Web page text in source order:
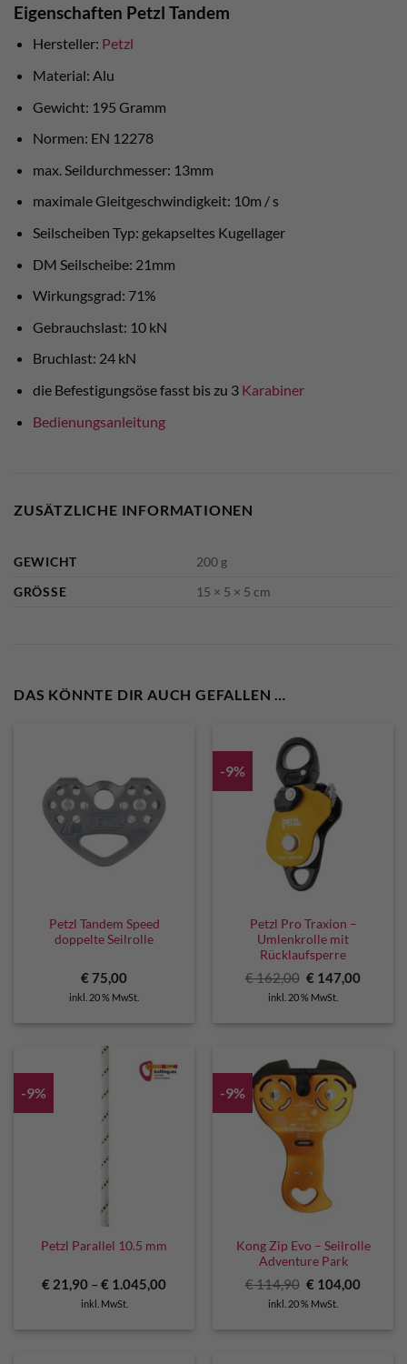
Eigenschaften Petzl Tandem
Hersteller: Petzl
Material: Alu
Gewicht: 195 Gramm
Normen: EN 12278
max. Seildurchmesser: 13mm
maximale Gleitgeschwindigkeit: 10m / s
Seilscheiben Typ: gekapseltes Kugellager
DM Seilscheibe: 21mm
Wirkungsgrad: 71%
Gebrauchslast: 10 kN
Bruchlast: 24 kN
die Befestigungsöse fasst bis zu 3 Karabiner
Bedienungsanleitung
ZUSÄTZLICHE INFORMATIONEN
GEWICHT
200 g
GRÖSSE
15 × 5 × 5 cm
DAS KÖNNTE DIR AUCH GEFALLEN …
Petzl Tandem Speed
doppelte Seilrolle
€75,00
inkl. 20 % MwSt.
-9%
Petzl Pro Traxion –
Umlenkrolle mit
Rücklaufsperre
€162,00 Ursprünglicher
war:
€ 147,00
inkl. 20 % MwSt.
-9%
Petzl Parallel 10.5 mm
€ 21,90 – € 1.045,00
inkl. MwSt.
-9%
Kong Zip Evo – Seilrolle
Adventure Park
€114,90 Ursprünglicher
war:
€ 104,00
inkl. 20 % MwSt.